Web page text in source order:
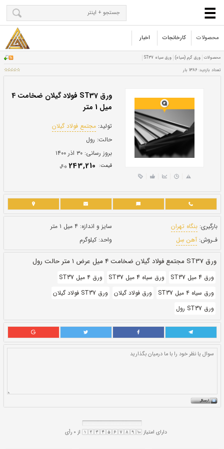
محصولات کارخانجات اخبار
میل 1 متر
تولید:مجتمع فولاد گیلان
حالت:
بروز رسانی: ۳۰ اذر ۱۴۰۰
قيمت: 243,210ريال
واحد:کیلوگرم